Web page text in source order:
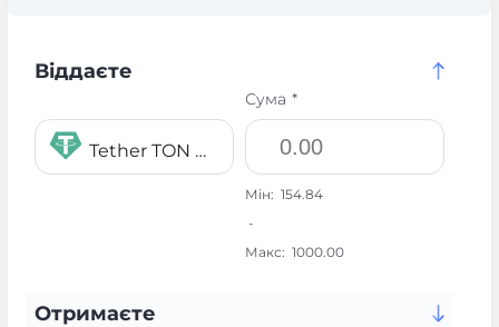
Віддаєте
Tether TON USDT
Сума *
Мін: 154.84
-
Макс: 1000.00
Отримаєте